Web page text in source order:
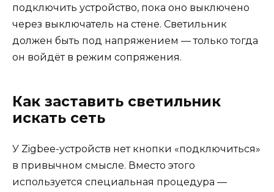
подключить устройство, пока оно выключено
через выключатель на стене. Светильник
должен быть под напряжением — только тогда
он войдёт в режим сопряжения.
Как заставить светильник
искать сеть
У Zigbee-устройств нет кнопки «подключиться»
в привычном смысле. Вместо этого
используется специальная процедура —